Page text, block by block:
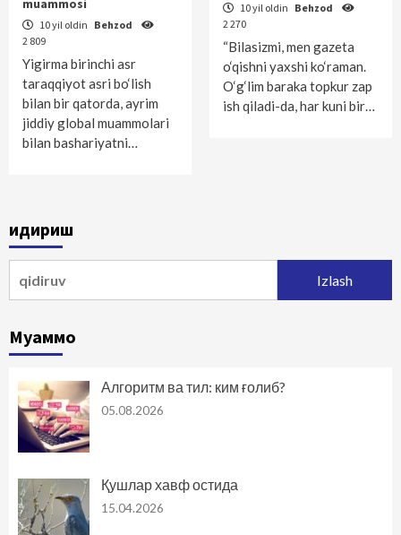
muammosi
10 yil oldin Behzod
2 809
Yigirma birinchi asr
taraqqiyot asri bo‘lish
bilan bir qatorda, ayrim
jiddiy global muammolari
bilan bashariyatni…
10 yil oldin Behzod
2 270
“Bilasizmi, men gazeta
o‘qishni yaxshi ko‘raman.
O‘g‘lim baraka topkur zap
ish qiladi-da, har kuni bir…
Қидириш
Муаммо
Алгоритм ва тил: ким ғолиб?
05.08.2026
Қушлар хавф остида
15.04.2026